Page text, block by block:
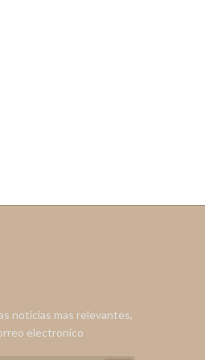
noticias mas relevantes,
electronico